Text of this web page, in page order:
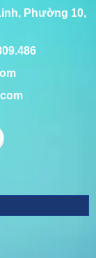
Phường 10,